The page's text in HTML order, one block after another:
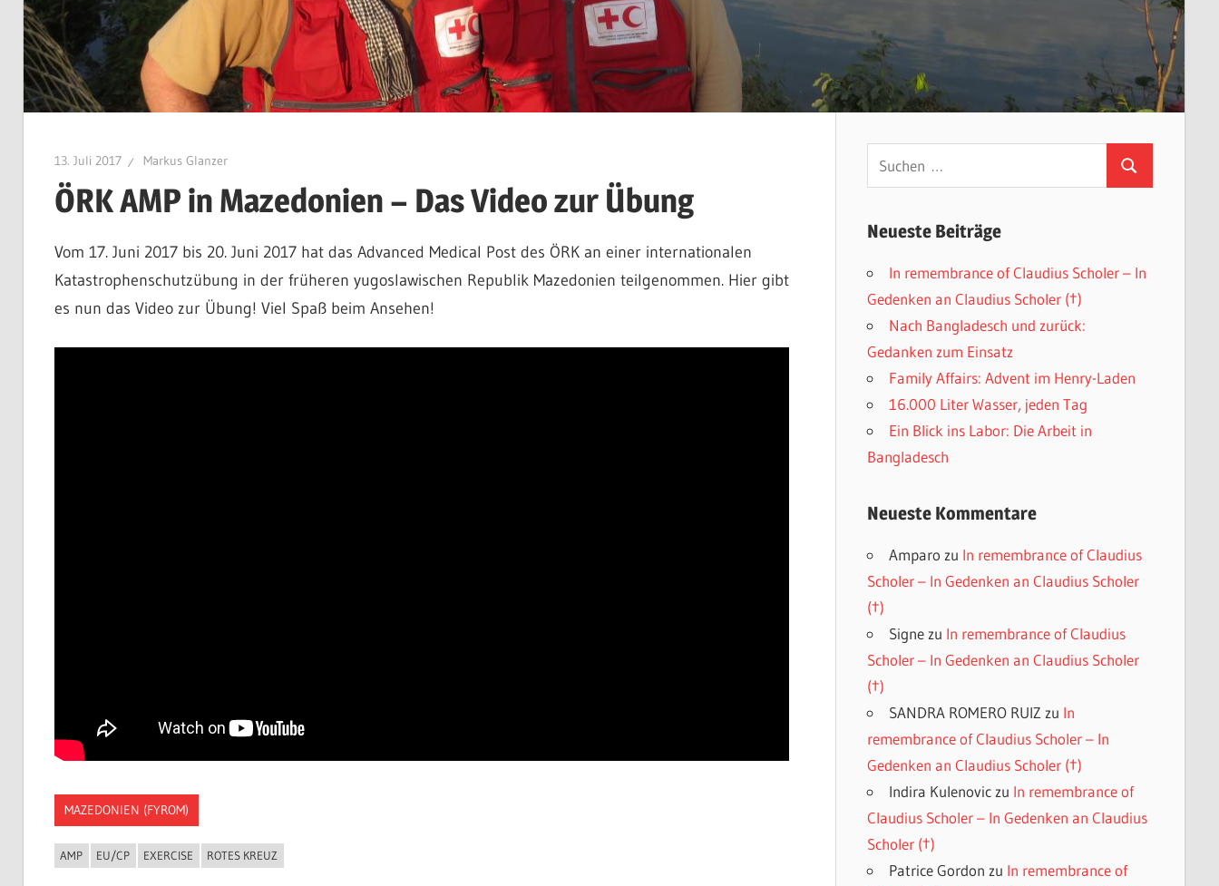
13. Juli 2017 Markus Glanzer
ÖRK AMP in Mazedonien – Das Video zur Übung
Vom 17. Juni 2017 bis 20. Juni 2017 hat das Advanced Medical Post des ÖRK an einer internationalen
Katastrophenschutzübung in der früheren yugoslawischen Republik Mazedonien teilgenommen. Hier gibt
es nun das Video zur Übung! Viel Spaß beim Ansehen!
MAZEDONIEN (FYROM)
AMP EU/CP EXERCISE ROTES KREUZ
Suchen
nach:
Suchen
Neueste Beiträge
In remembrance of Claudius Scholer – In
Gedenken an Claudius Scholer (†)
Nach Bangladesch und zurück:
Gedanken zum Einsatz
Family Affairs: Advent im Henry-Laden
16.000 Liter Wasser, jeden Tag
Ein Blick ins Labor: Die Arbeit in
Bangladesch
Neueste Kommentare
Amparo zu In remembrance of Claudius
Scholer – In Gedenken an Claudius Scholer
(†)
Signezu In remembrance of Claudius
Scholer – In Gedenken an Claudius Scholer
(†)
SANDRA ROMERO RUIZ zu In
remembrance of Claudius Scholer – In
Gedenken an Claudius Scholer (†)
Indira Kulenoviczu In remembrance of
Claudius Scholer – In Gedenken an Claudius
Scholer (†)
Patrice Gordon zu In remembrance of